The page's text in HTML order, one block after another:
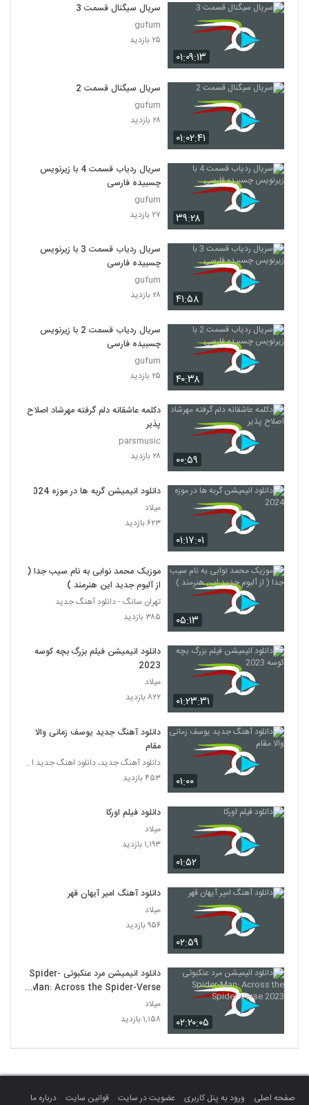
۰۱:۰۹:۱۳
سریال سیگنال قسمت 3
gufum
۲۵ بازدید
۰۱:۰۲:۴۱
سریال سیگنال قسمت 2
gufum
۲۸ بازدید
۳۹:۲۸
سریال ردیاب قسمت 4 با زیرنویس
چسبیده فارسی
gufum
۲۷ بازدید
۴۱:۵۸
سریال ردیاب قسمت 3 با زیرنویس
چسبیده فارسی
gufum
۲۸ بازدید
۴۰:۳۸
سریال ردیاب قسمت 2 با زیرنویس
چسبیده فارسی
gufum
۲۵ بازدید
۰۰:۵۹
دکلمه عاشقانه دلم گرفته مهرشاد اصلاح
پذیر
parsmusic
۲۸ بازدید
۰۱:۱۷:۰۱
دانلود انیمیشن گربه ها در موزه 2024
میلاد
۶۲۳ بازدید
۰۵:۱۳
موزیک محمد نوابی به نام سیب جدا (
از آلبوم جدید این هنرمند )
تهران سانگ - دانلود آهنگ جدید
۳۸۵ بازدید
۰۱:۲۳:۳۱
دانلود انیمیشن فیلم بزرگ بچه‌ کوسه
2023
میلاد
۸۲۲ بازدید
۰۱:۰۰
دانلود آهنگ جدید یوسف زمانی والا
مقام
دانلود آهنگ جدید، دانلود اهنگ جدید ایرانی
۴۵۳ بازدید
۰۱:۵۲
دانلود فیلم اورکا
میلاد
۱,۱۹۳ بازدید
۰۲:۵۹
دانلود آهنگ امیر آیهان قهر
میلاد
۹۵۶ بازدید
۰۲:۲۰:۰۵
دانلود انیمیشن مرد عنکبوتی Spider-
Man: Across the Spider-Verse
2023
میلاد
۱,۱۵۸ بازدید
صفحه اصلی ورود به پنل کاربری عضویت در سایت قوانین سایت درباره ما